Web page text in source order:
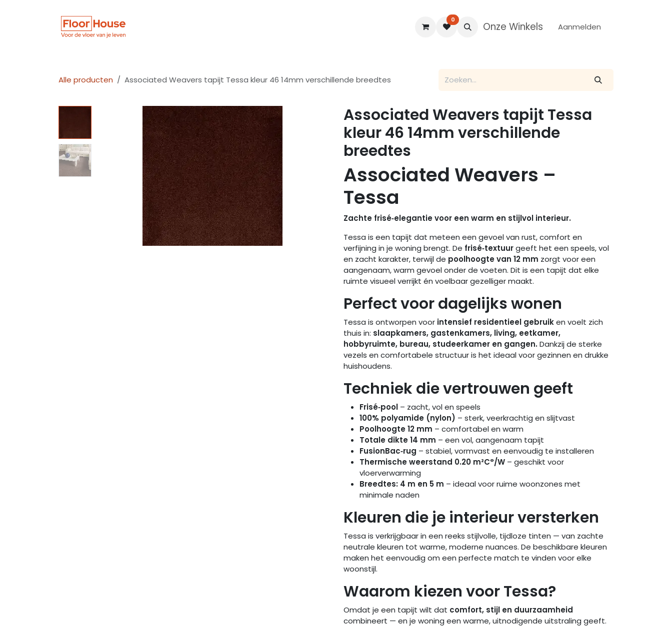
Blogs
0
Onze Winkels Aanmelden
Alle producten Associated Weavers tapijt Tessa kleur 46 14mm verschillende breedtes
Associated Weavers tapijt Tessa
kleur 46 14mm verschillende
breedtes
Associated Weavers –
Tessa
Zachte frisé‑elegantie voor een warm en stijlvol interieur.
Tessa is een tapijt dat meteen een gevoel van rust, comfort en
verfijning in je woning brengt. De frisé‑textuurgeeft het een speels, vol
en zacht karakter, terwijl de poolhoogte van 12 mm zorgt voor een
aangenaam, warm gevoel onder de voeten. Dit is een tapijt dat elke
ruimte visueel verrijkt én voelbaar gezelliger maakt.
Perfect voor dagelijks wonen
Tessa is ontworpen voor intensief residentieel gebruiken voelt zich
thuis in: slaapkamers, gastenkamers, living, eetkamer,
hobbyruimte, bureau, studeerkamer en gangen.Dankzij de sterke
vezels en comfortabele structuur is het ideaal voor gezinnen en drukke
huishoudens.
Techniek die vertrouwen geeft
Frisé‑pool – zacht, vol en speels
100% polyamide (nylon) – sterk, veerkrachtig en slijtvast
Poolhoogte 12 mm – comfortabel en warm
Totale dikte 14 mm – een vol, aangenaam tapijt
FusionBac‑rug – stabiel, vormvast en eenvoudig te installeren
Thermische weerstand 0.20 m²C°/W – geschikt voor
vloerverwarming
Breedtes: 4 m en 5 m – ideaal voor ruime woonzones met
minimale naden
Kleuren die je interieur versterken
Tessa is verkrijgbaar in een reeks stijlvolle, tijdloze tinten — van zachte
neutrale kleuren tot warme, moderne nuances. De beschikbare kleuren
maken het eenvoudig om een perfecte match te vinden voor elke
woonstijl.
Waarom kiezen voor Tessa?
Omdat je een tapijt wilt dat comfort, stijl en duurzaamheid
combineert — en je woning een warme, uitnodigende uitstraling geeft.